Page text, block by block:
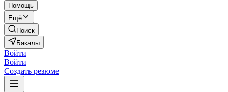
Помощь
Ещё
Поиск
Бакалы
Войти
Войти
Создать резюме